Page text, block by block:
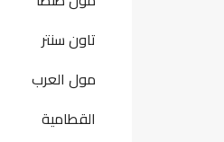
تاون سنتر
مول العرب
القطامية